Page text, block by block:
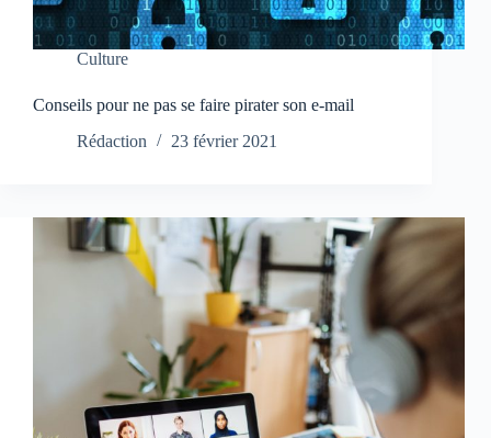
Culture
Conseils pour ne pas se faire pirater son e-mail
Rédaction
23 février 2021